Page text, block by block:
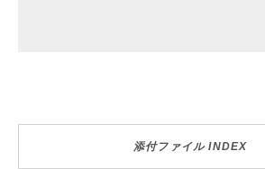
添付ファイル INDEX